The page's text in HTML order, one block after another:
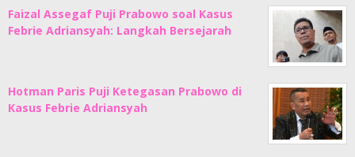
Faizal Assegaf Puji Prabowo soal Kasus
Febrie Adriansyah: Langkah Bersejarah
Hotman Paris Puji Ketegasan Prabowo di
Kasus Febrie Adriansyah